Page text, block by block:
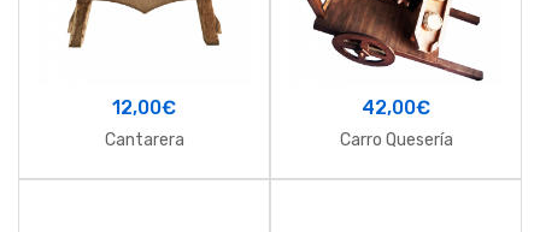
12,00€
Cantarera
42,00€
Carro Quesería